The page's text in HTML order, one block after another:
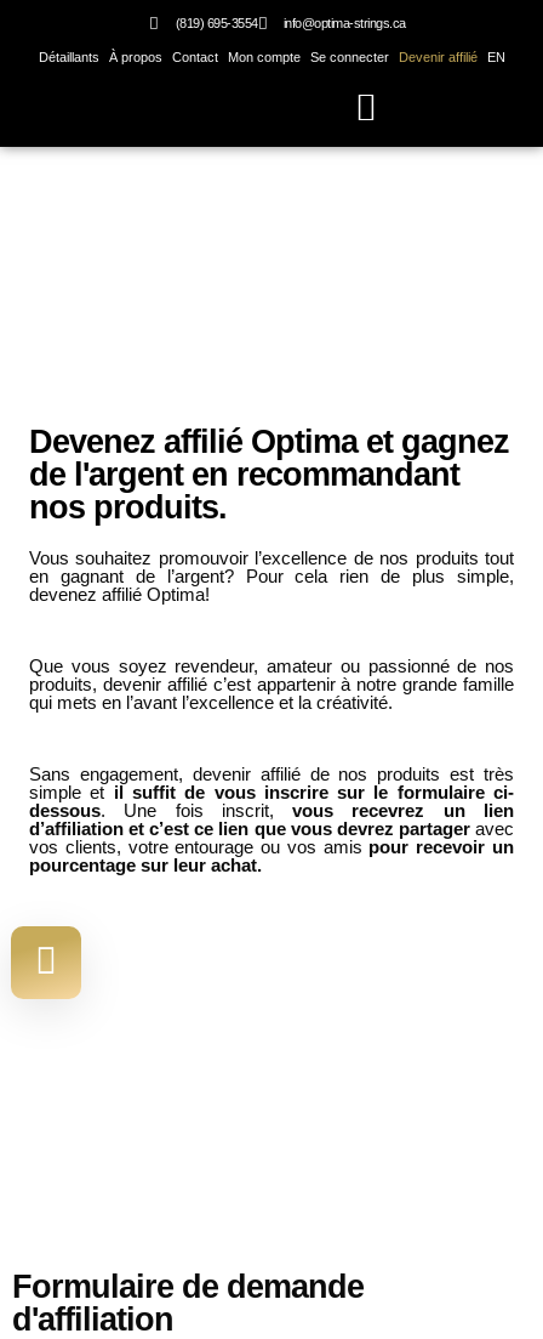
content
(819) 695-3554 info@optima-strings.ca
Détaillants À propos Contact Mon compte Se connecter Devenir affilié EN
Devenez affilié Optima et gagnez
de l'argent en recommandant
nos produits.
Vous souhaitez promouvoir l’excellence de nos produits tout
en gagnant de l’argent? Pour cela rien de plus simple,
devenez affilié Optima!
Que vous soyez revendeur, amateur ou passionné de nos
produits, devenir affilié c’est appartenir à notre grande famille
qui mets en l’avant l’excellence et la créativité.
Sans engagement, devenir affilié de nos produits est très
simple et il suffit de vous inscrire sur le formulaire ci-
dessous. Une fois inscrit,vous recevrez un lien
d’affiliation et c’est ce lien que vous devrez partageravec
vos clients, votre entourage ou vos amis pour recevoir un
pourcentage sur leur achat.
Formulaire de demande
d'affiliation